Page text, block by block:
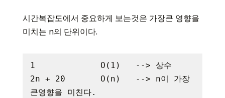
시간복잡도에서 중요하게 보는것은 가장큰 영향을
미치는 n의 단위이다.
1             O(1)   --> 상수
2n + 20       O(n)   --> n이 가장
큰영향을 미친다.